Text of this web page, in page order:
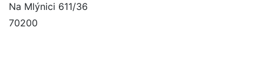
Na Mlýnici 611/36
70200